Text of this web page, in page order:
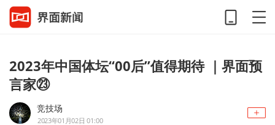
2023年中国体坛“00后”值得期待 ｜界面预
言家㉓
竞技场
2023年01月02日 01:00